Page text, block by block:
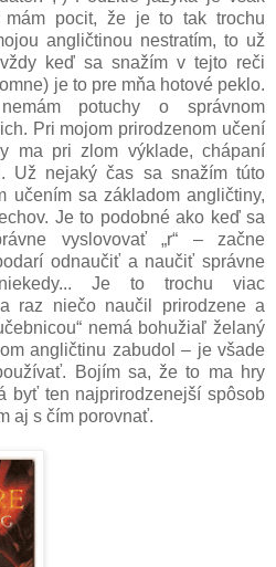
pocit, že je to tak trochu
angličtinou nestratím, to už
keď sa snažím v tejto reči
je to pre mňa hotové peklo.
potuchy o správnom
Pri mojom prirodzenom učení
ma pri zlom výklade, chápaní
Už nejaký čas sa snažím túto
učením sa základom angličtiny,
Je to podobné ako keď sa
vyslovovať „r“ – začne
odnaučiť a naučiť správne
Je to trochu viac
raz niečo naučil prirodzene a
nemá bohužiaľ želaný
angličtinu zabudol – je všade
Bojím sa, že to ma hry
byť ten najprirodzenejší spôsob
aj s čím porovnať.